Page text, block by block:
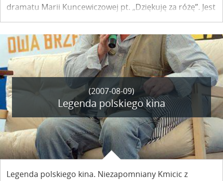
dramatu Marii Kuncewiczowej pt. „Dziękuję za różę”. Jest
to dar miejscowego środowiska artystycznego dla
pisarki, której talentowi w dużej mierze zawdzięczamy
sławę miasteczka Kazimierz Dolny.
(2007-08-09)
Legenda polskiego kina
Legenda polskiego kina. Niezapomniany Kmicic z